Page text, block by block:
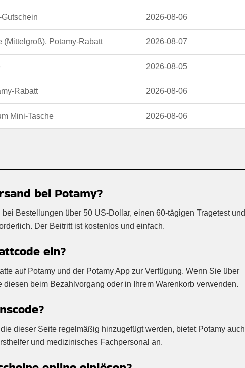
2026-08-06
(Mittelgroß), Potamy-Rabatt 2026-08-07
2026-08-05
Rabatt 2026-08-06
Mini-Tasche 2026-08-06
bei Potamy?
Bestellungen über 50 US-Dollar, einen 60-tägigen Tragetest und
Der Beitritt ist kostenlos und einfach.
ein?
auf Potamy und der Potamy App zur Verfügung. Wenn Sie über
beim Bezahlvorgang oder in Ihrem Warenkorb verwenden.
dieser Seite regelmäßig hinzugefügt werden, bietet Potamy auch
und medizinisches Fachpersonal an.